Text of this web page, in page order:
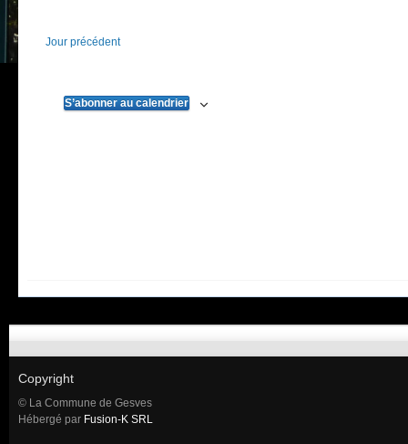
Jour précédent
S’abonner au calendrier
Copyright
© La Commune de Gesves
Hébergé par Fusion-K SRL